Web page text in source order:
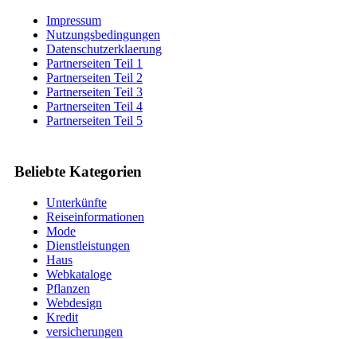
Beliebte Kategorien
Unterkünfte
Reiseinformationen
Mode
Dienstleistungen
Haus
Webkataloge
Pflanzen
Webdesign
Kredit
versicherungen
Impressum
Nutzungsbedingungen
Datenschutzerklaerung
Partnerseiten Teil 1
Partnerseiten Teil 2
Partnerseiten Teil 3
Partnerseiten Teil 4
Partnerseiten Teil 5